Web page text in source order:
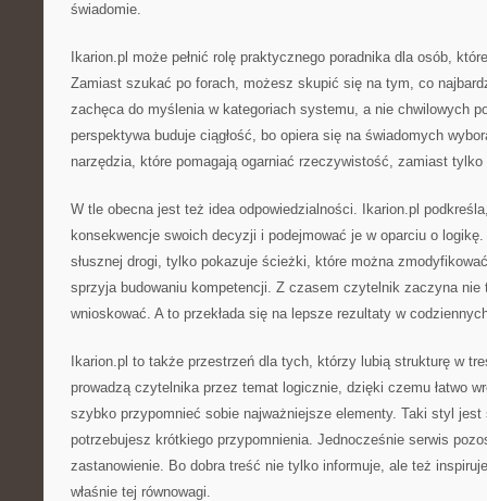
świadomie.
Ikarion.pl może pełnić rolę praktycznego poradnika dla osób,
Zamiast szukać po forach, możesz skupić się na tym, co
zachęca do myślenia w kategoriach systemu, a nie chwilowych
perspektywa buduje ciągłość, bo opiera się na świadomych
narzędzia, które pomagają ogarniać rzeczywistość, zamiast tylko
W tle obecna jest też idea odpowiedzialności. Ikarion.pl
konsekwencje swoich decyzji i podejmować je w oparciu o
słusznej drogi, tylko pokazuje ścieżki, które można
sprzyja budowaniu kompetencji. Z czasem czytelnik zaczyna nie
wnioskować. A to przekłada się na lepsze rezultaty w
Ikarion.pl to także przestrzeń dla tych, którzy lubią strukturę w
prowadzą czytelnika przez temat logicznie, dzięki czemu łatwo
szybko przypomnieć sobie najważniejsze elementy. Taki styl
potrzebujesz krótkiego przypomnienia. Jednocześnie serwis
zastanowienie. Bo dobra treść nie tylko informuje, ale też
właśnie tej równowagi.